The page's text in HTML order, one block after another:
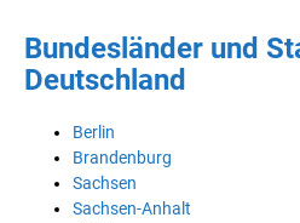
Bundesländer und
Deutschland
Berlin
Brandenburg
Sachsen
Sachsen-Anhalt